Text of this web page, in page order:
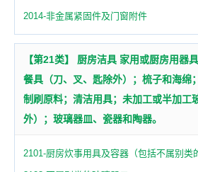
2014-非金属紧固件及门窗附件
【第21类】 厨房洁具 家用或厨房用器
餐具（刀、叉、匙除外）；梳子和海绵
制刷原料；清洁用具；未加工或半加工
外）；玻璃器皿、瓷器和陶器。
2101-厨房炊事用具及容器（包括不属别类